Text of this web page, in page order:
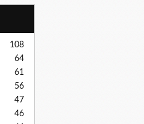
108
64
61
56
47
46